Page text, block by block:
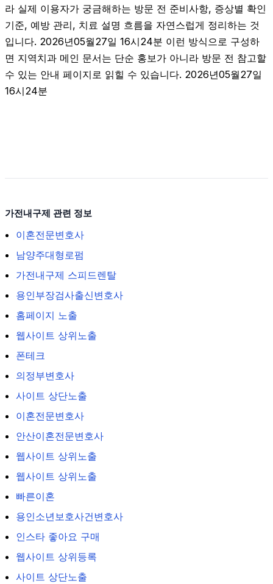
라 실제 이용자가 궁금해하는 방문 전 준비사항, 증상별 확인
기준, 예방 관리, 치료 설명 흐름을 자연스럽게 정리하는 것
입니다. 2026년05월27일 16시24분 이런 방식으로 구성하
면 지역치과 메인 문서는 단순 홍보가 아니라 방문 전 참고할
수 있는 안내 페이지로 읽힐 수 있습니다. 2026년05월27일
16시24분
가전내구제 관련 정보
이혼전문변호사
남양주대형로펌
가전내구제 스피드렌탈
용인부장검사출신변호사
홈페이지 노출
웹사이트 상위노출
폰테크
의정부변호사
사이트 상단노출
이혼전문변호사
안산이혼전문변호사
웹사이트 상위노출
웹사이트 상위노출
빠른이혼
용인소년보호사건변호사
인스타 좋아요 구매
웹사이트 상위등록
사이트 상단노출